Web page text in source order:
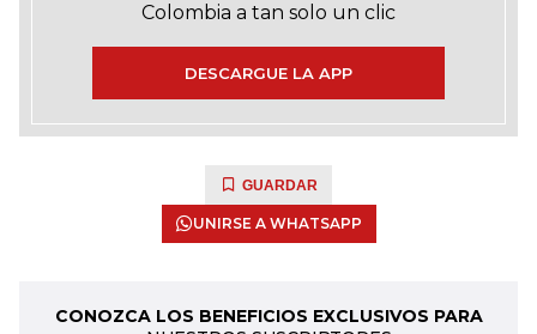
Colombia a tan solo un clic
DESCARGUE LA APP
GUARDAR
UNIRSE A WHATSAPP
CONOZCA LOS BENEFICIOS EXCLUSIVOS PARA